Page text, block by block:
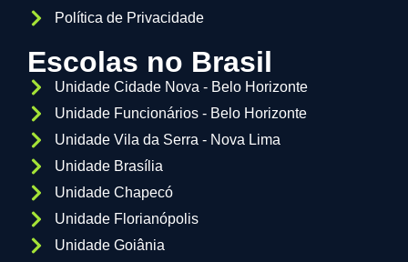
Política de Privacidade
Escolas no Brasil
Unidade Cidade Nova - Belo Horizonte
Unidade Funcionários - Belo Horizonte
Unidade Vila da Serra - Nova Lima
Unidade Brasília
Unidade Chapecó
Unidade Florianópolis
Unidade Goiânia